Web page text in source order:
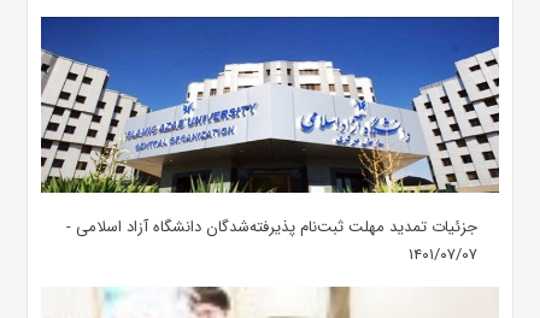
جزئیات تمدید مهلت ثبت‌نام پذیرفته‌شدگان دانشگاه آزاد اسلامی -
۱۴۰۱/۰۷/۰۷